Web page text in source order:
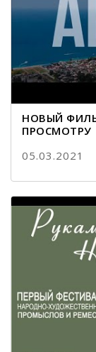
НОВЫЙ
ПРОСМОТРУ
05.03.2021